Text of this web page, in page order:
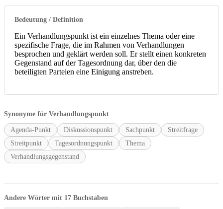
Bedeutung / Definition
Ein Verhandlungspunkt ist ein einzelnes Thema oder eine
spezifische Frage, die im Rahmen von Verhandlungen
besprochen und geklärt werden soll. Er stellt einen konkreten
Gegenstand auf der Tagesordnung dar, über den die
beteiligten Parteien eine Einigung anstreben.
Synonyme für Verhandlungspunkt
Agenda-Punkt
Diskussionspunkt Sachpunkt
Streitfrage
Streitpunkt
Tagesordnungspunkt
Thema
Verhandlungsgegenstand
Andere Wörter mit 17 Buchstaben